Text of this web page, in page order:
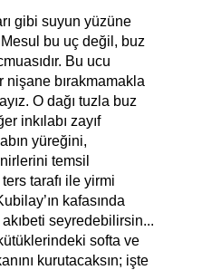
gibi suyun yüzüne
Mesul bu uç değil, buz
Bu ucu
bırakmamakla
O dağı tuzla buz
inkılabı zayıf
yüreğini,
temsil
tarafı ile yirmi
kafasında
seyredebilirsin...
softa ve
kurutacaksın; işte